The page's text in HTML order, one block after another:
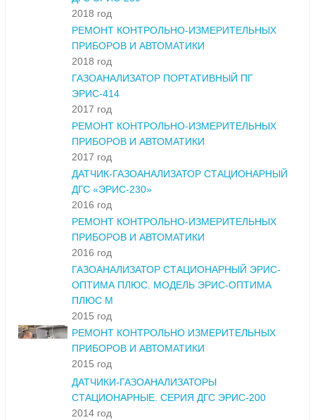
2018 год
РЕМОНТ КОНТРОЛЬНО-ИЗМЕРИТЕЛЬНЫХ
ПРИБОРОВ И АВТОМАТИКИ
2018 год
ГАЗОАНАЛИЗАТОР ПОРТАТИВНЫЙ ПГ
ЭРИС-414
2017 год
РЕМОНТ КОНТРОЛЬНО-ИЗМЕРИТЕЛЬНЫХ
ПРИБОРОВ И АВТОМАТИКИ
2017 год
ДАТЧИК-ГАЗОАНАЛИЗАТОР СТАЦИОНАРНЫЙ
ДГС «ЭРИС-230»
2016 год
РЕМОНТ КОНТРОЛЬНО-ИЗМЕРИТЕЛЬНЫХ
ПРИБОРОВ И АВТОМАТИКИ
2016 год
ГАЗОАНАЛИЗАТОР СТАЦИОНАРНЫЙ ЭРИС-
ОПТИМА ПЛЮС. МОДЕЛЬ ЭРИС-ОПТИМА
ПЛЮС М
2015 год
РЕМОНТ КОНТРОЛЬНО ИЗМЕРИТЕЛЬНЫХ
ПРИБОРОВ И АВТОМАТИКИ
2015 год
ДАТЧИКИ-ГАЗОАНАЛИЗАТОРЫ
СТАЦИОНАРНЫЕ. СЕРИЯ ДГС ЭРИС-200
2014 год